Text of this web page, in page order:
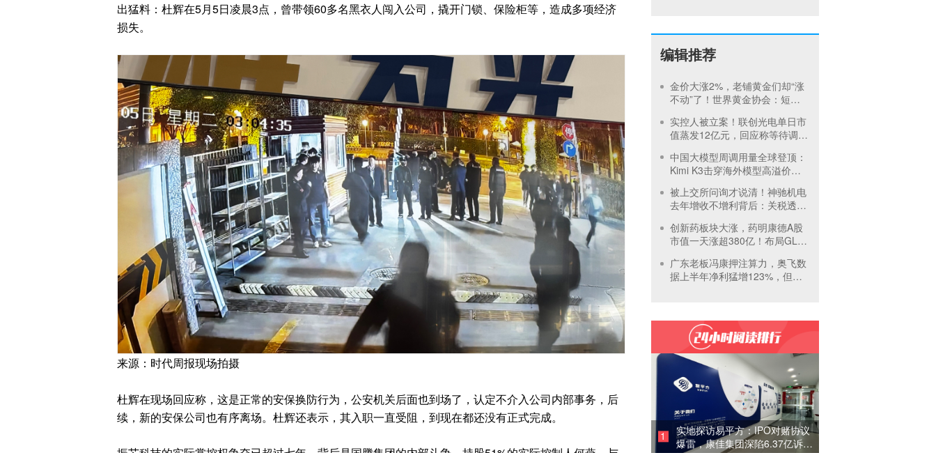
出猛料：杜辉在5月5日凌晨3点，曾带领60多名黑衣人闯入公司，撬开门锁、保险柜等，造成多项经济
损失。
来源：时代周报现场拍摄
杜辉在现场回应称，这是正常的安保换防行为，公安机关后面也到场了，认定不介入公司内部事务，后
续，新的安保公司也有序离场。杜辉还表示，其入职一直受阻，到现在都还没有正式完成。
编辑推荐
金价大涨2%，老铺黄金们却“涨
不动”了！世界黄金协会：短期
实控人被立案！联创光电单日市
值蒸发12亿元，回应称等待调查
中国大模型周调用量全球登顶：
Kimi K3击穿海外模型高溢价壁
被上交所问询才说清！神驰机电
去年增收不增利背后：关税透支
创新药板块大涨，药明康德A股
市值一天涨超380亿！布局GLP-
广东老板冯康押注算力，奥飞数
据上半年净利猛增123%，但总
1
实地探访易平方：IPO对赌协议
爆雷，康佳集团深陷6.37亿诉讼